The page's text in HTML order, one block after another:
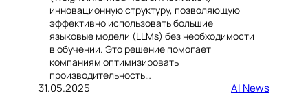
инновационную структуру, позволяющую
эффективно использовать большие
языковые модели (LLMs) без необходимости
в обучении. Это решение помогает
компаниям оптимизировать
производительность…
31.05.2025 AI News